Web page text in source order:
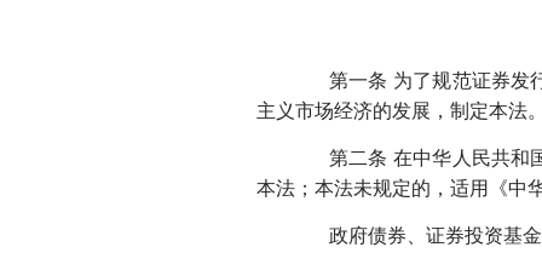
第一条 为了规范证券发行
主义市场经济的发展，制定本法
第二条 在中华人民共和国
本法；本法未规定的，适用《中
政府债券、证券投资基金